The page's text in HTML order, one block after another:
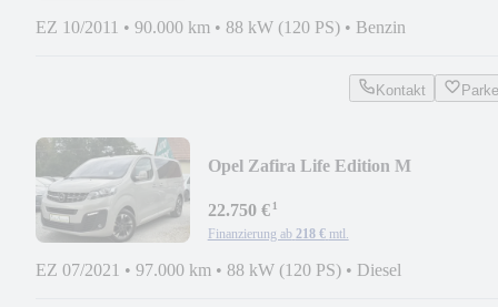
EZ 10/2011 • 90.000 km • 88 kW (120 PS) • Benzin
Kontakt
Opel Zafira Life Edition M
22.750 €¹
Finanzierung ab 218 € mtl.
EZ 07/2021 • 97.000 km • 88 kW (120 PS) • Diesel